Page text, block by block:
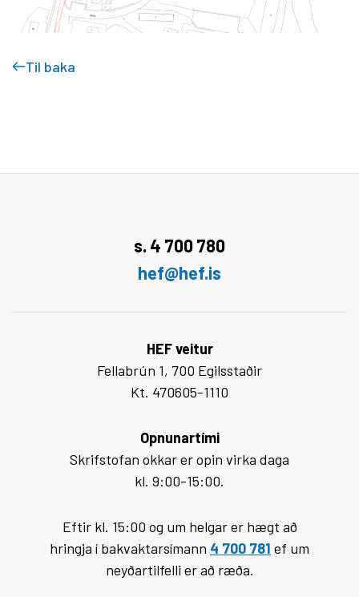
Til baka
s. 4 700 780
hef@hef.is
HEF veitur
Fellabrún 1, 700 Egilsstaðir
Kt. 470605-1110
Opnunartími
Skrifstofan okkar er opin virka daga
kl. 9:00-15:00.
Eftir kl. 15:00 og um helgar er hægt að
hringja í bakvaktarsímann 4 700 781 ef um
neyðartilfelli er að ræða.